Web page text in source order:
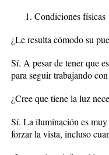
Condiciones físicas
¿Le resulta cómodo su
Sí. A pesar de tener que
para seguir trabajando
¿Cree que tiene la luz
Sí. La iluminación es muy
forzar la vista, incluso